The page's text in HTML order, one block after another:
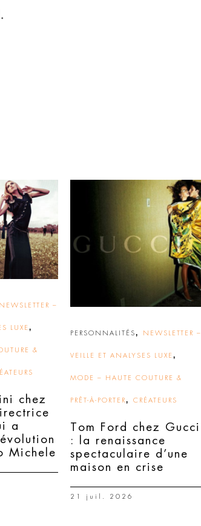
NEWSLETTER –
LUXE ,
&
chez
a
Michele
PERSONNALITÉS, NEWSLETTER –
VEILLE ET ANALYSES LUXE ,
MODE – HAUTE COUTURE &
PRÊT-À-PORTER, CRÉATEURS
Tom Ford chez Gucci
: la renaissance
spectaculaire d’une
maison en crise
21 juil. 2026